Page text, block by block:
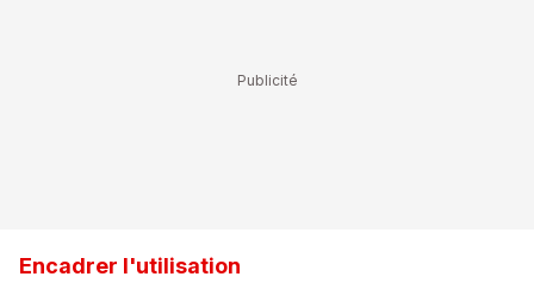
Encadrer l'utilisation